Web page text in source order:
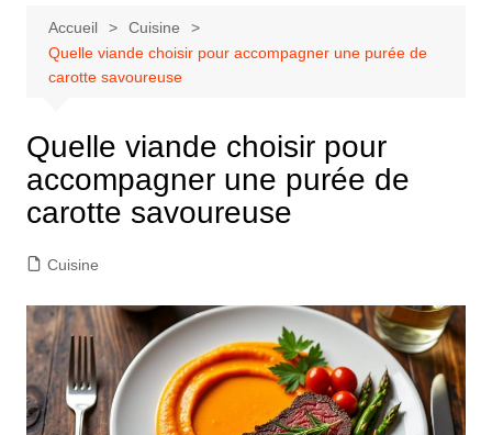
Accueil
Cuisine
Quelle viande choisir pour accompagner une purée de
carotte savoureuse
Quelle viande choisir pour
accompagner une purée de
carotte savoureuse
Cuisine